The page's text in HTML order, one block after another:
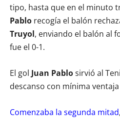
tipo, hasta que en el minuto
Pablo recogía el balón
Truyol, enviando el balón al
fue el 0-1.
El gol Juan Pablosirvió al
descanso con mínima
Comenzaba la segunda mitad